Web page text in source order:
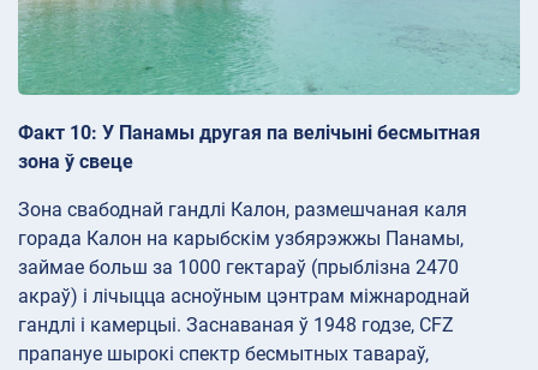
Факт 10: У Панамы другая па велічыні бесмытная
зона ў свеце
Зона свабоднай гандлі Калон, размешчаная каля
горада Калон на карыбскім узбярэжжы Панамы,
займае больш за 1000 гектараў (прыблізна 2470
акраў) і лічыцца асноўным цэнтрам міжнароднай
гандлі і камерцыі. Заснаваная ў 1948 годзе, CFZ
прапануе шырокі спектр бесмытных тавараў,